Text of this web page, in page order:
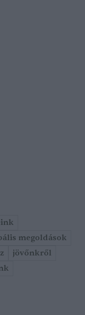
megoldások
jövőnkről